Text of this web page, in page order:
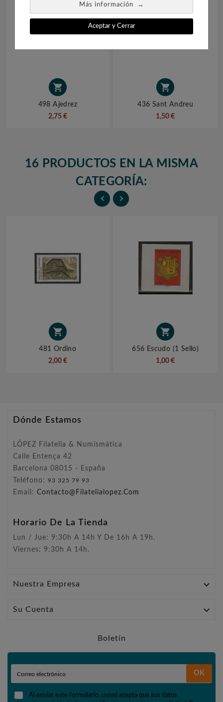
Más información →
Aceptar y Cerrar

498 Ajedrez
2,75 €

436 Sant Andreu
1,50 €
16 PRODUCTOS EN LA MISMA
CATEGORÍA:
 

481 Ordino
2,00 €

656 Escudo (1 Sello)
1,00 €
Dónde Estamos
LÓPEZ Filatelia & Numismática
Calle Entença 42
Barcelona 08015 - España
Teléfono: 93 325 79 93
Email: Contacto@filatelialopez.com
Horario De La Tienda
Lun / Jue: 9:30h A 14h Y De 16h A 19h.
Viernes: 9:30h A 14h.
Nuestra Empresa 
Su Cuenta 
Boletín
OK
Al enviar este formulario, usted acepta que sus datos